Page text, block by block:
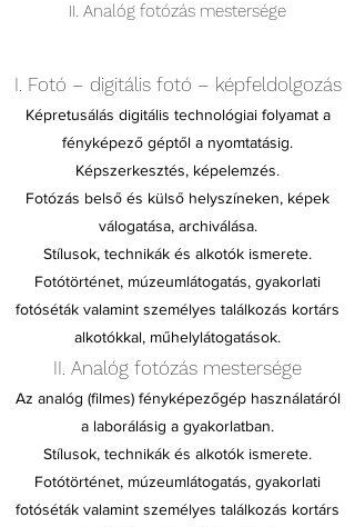
II. Analóg fotózás mestersége
I. Fotó – digitális fotó – képfeldolgozás
Képretusálás digitális technológiai folyamat a
fényképező géptől a nyomtatásig.
Képszerkesztés, képelemzés.
Fotózás belső és külső helyszíneken, képek
válogatása, archiválása.
Stílusok, technikák és alkotók ismerete.
Fotótörténet, múzeumlátogatás, gyakorlati
fotóséták valamint személyes találkozás kortárs
alkotókkal, műhelylátogatások.
II. Analóg fotózás mestersége
Az analóg (filmes) fényképezőgép használatáról
a laborálásig a gyakorlatban.
Stílusok, technikák és alkotók ismerete.
Fotótörténet, múzeumlátogatás, gyakorlati
fotóséták valamint személyes találkozás kortárs